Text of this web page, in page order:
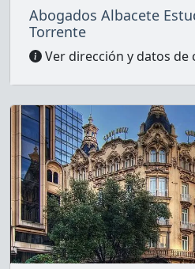
Abogados Albacete
Torrente
Ver dirección y datos de